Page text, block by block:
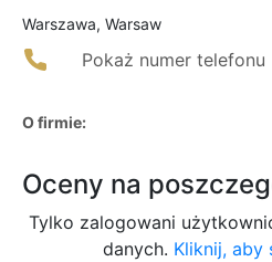
Warszawa, Warsaw
Pokaż numer telefonu
O firmie:
Oceny na
Tylko zalogowani
danych. Kliknij, aby